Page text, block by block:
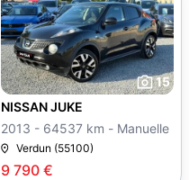
15
9 790 €
NISSAN JUKE
2013 - 64537 km - Manuelle
Verdun (55100)